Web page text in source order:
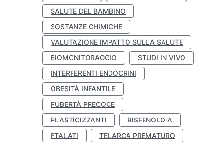
SALUTE DEL BAMBINO
SOSTANZE CHIMICHE
VALUTAZIONE IMPATTO SULLA SALUTE
BIOMONITORAGGIO
STUDI IN VIVO
INTERFERENTI ENDOCRINI
OBESITÀ INFANTILE
PUBERTÀ PRECOCE
PLASTICIZZANTI
BISFENOLO A
FTALATI
TELARCA PREMATURO